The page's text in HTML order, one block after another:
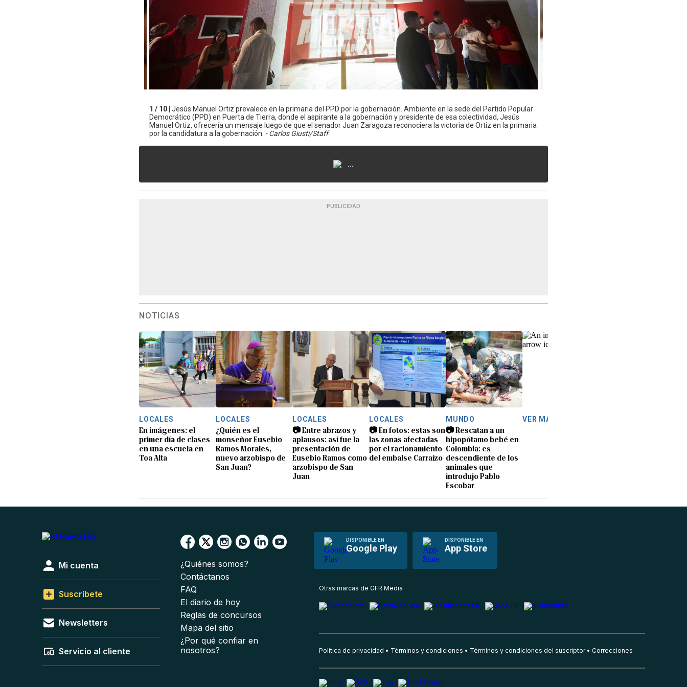
1 / 10 | Jesús Manuel Ortiz prevalece en la primaria del PPD por la gobernación. Ambiente en la sede del Partido Popular
Democrático (PPD) en Puerta de Tierra, donde el aspirante a la gobernación y presidente de esa colectividad, Jesús
Manuel Ortiz, ofrecería un mensaje luego de que el senador Juan Zaragoza reconociera la victoria de Ortiz en la primaria
por la candidatura a la gobernación. - Carlos Giusti/Staff
...
PUBLICIDAD
NOTICIAS
LOCALES
En imágenes: el
primer día de clases
en una escuela en
Toa Alta
LOCALES
¿Quién es el
monseñor Eusebio
Ramos Morales,
nuevo arzobispo de
San Juan?
LOCALES
📷 Entre abrazos y
aplausos: así fue la
presentación de
Eusebio Ramos como
arzobispo de San
Juan
LOCALES
📷 En fotos: estas son
las zonas afectadas
por el racionamiento
del embalse Carraízo
MUNDO
📷 Rescatan a un
hipopótamo bebé en
Colombia: es
descendiente de los
animales que
introdujo Pablo
Escobar
VER MÁS
DISPONIBLE EN
Google Play
DISPONIBLE EN
App Store
Mi cuenta
Suscríbete
Newsletters
Servicio al cliente
¿Quiénes somos?
Contáctanos
FAQ
El diario de hoy
Reglas de concursos
Mapa del sitio
¿Por qué confiar en
nosotros?
Otras marcas de GFR Media
Política de privacidad Términos y condiciones Términos y condiciones del suscriptor Correcciones